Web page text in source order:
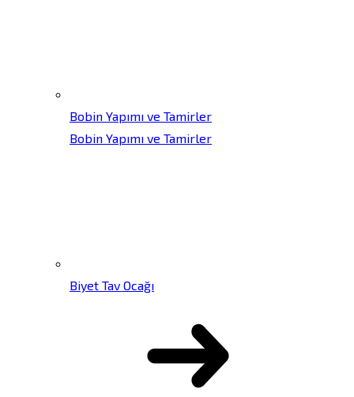
Bobin Yapımı ve Tamirler
Bobin Yapımı ve Tamirler
Biyet Tav Ocağı